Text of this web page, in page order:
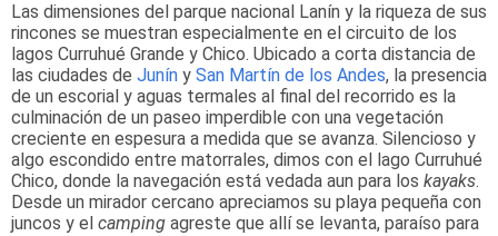
Las dimensiones del parque nacional Lanín y la riqueza de sus
rincones se muestran especialmente en el circuito de los
lagos Curruhué Grande y Chico. Ubicado a corta distancia de
las ciudades de Junín y San Martín de los Andes, la presencia
de un escorial y aguas termales al final del recorrido es la
culminación de un paseo imperdible con una vegetación
creciente en espesura a medida que se avanza. Silencioso y
algo escondido entre matorrales, dimos con el lago Curruhué
Chico, donde la navegación está vedada aun para los kayaks.
Desde un mirador cercano apreciamos su playa pequeña con
juncos y el camping agreste que allí se levanta, paraíso para